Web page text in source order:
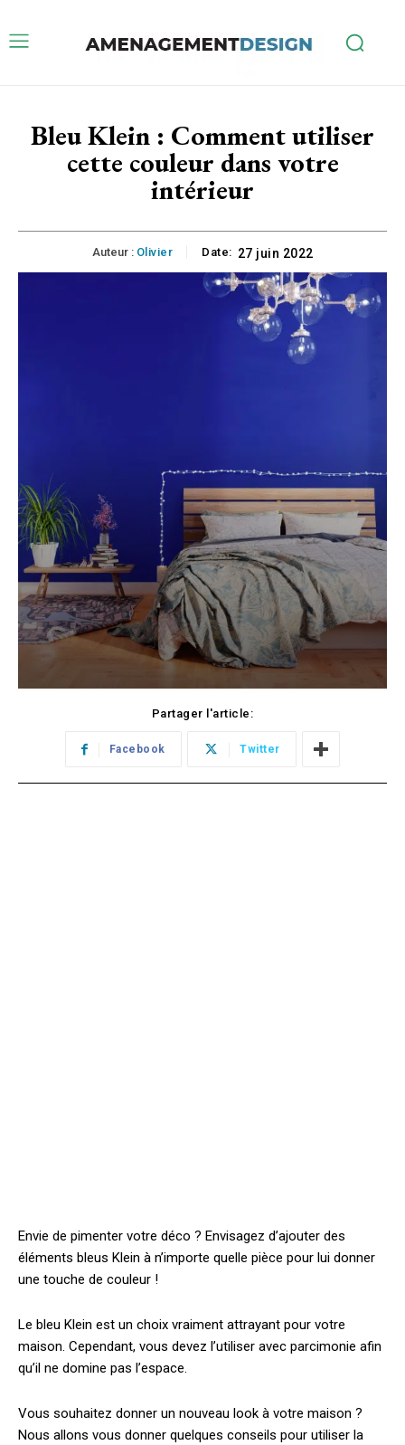
Bleu Klein : Comment utiliser
cette couleur dans votre
intérieur
Auteur : Olivier Date: 27 juin 2022
Partager l'article:
Facebook Twitter
Envie de pimenter votre déco ? Envisagez d’ajouter des
éléments bleus Klein à n’importe quelle pièce pour lui donner
une touche de couleur !
Le bleu Klein est un choix vraiment attrayant pour votre
maison. Cependant, vous devez l’utiliser avec parcimonie afin
qu’il ne domine pas l’espace.
Vous souhaitez donner un nouveau look à votre maison ?
Nous allons vous donner quelques conseils pour utiliser la